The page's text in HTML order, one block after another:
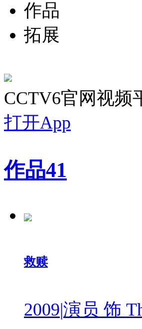
作品
拓展
CCTV6官网视频
打开App
作品41
救赎
2009|演员 饰